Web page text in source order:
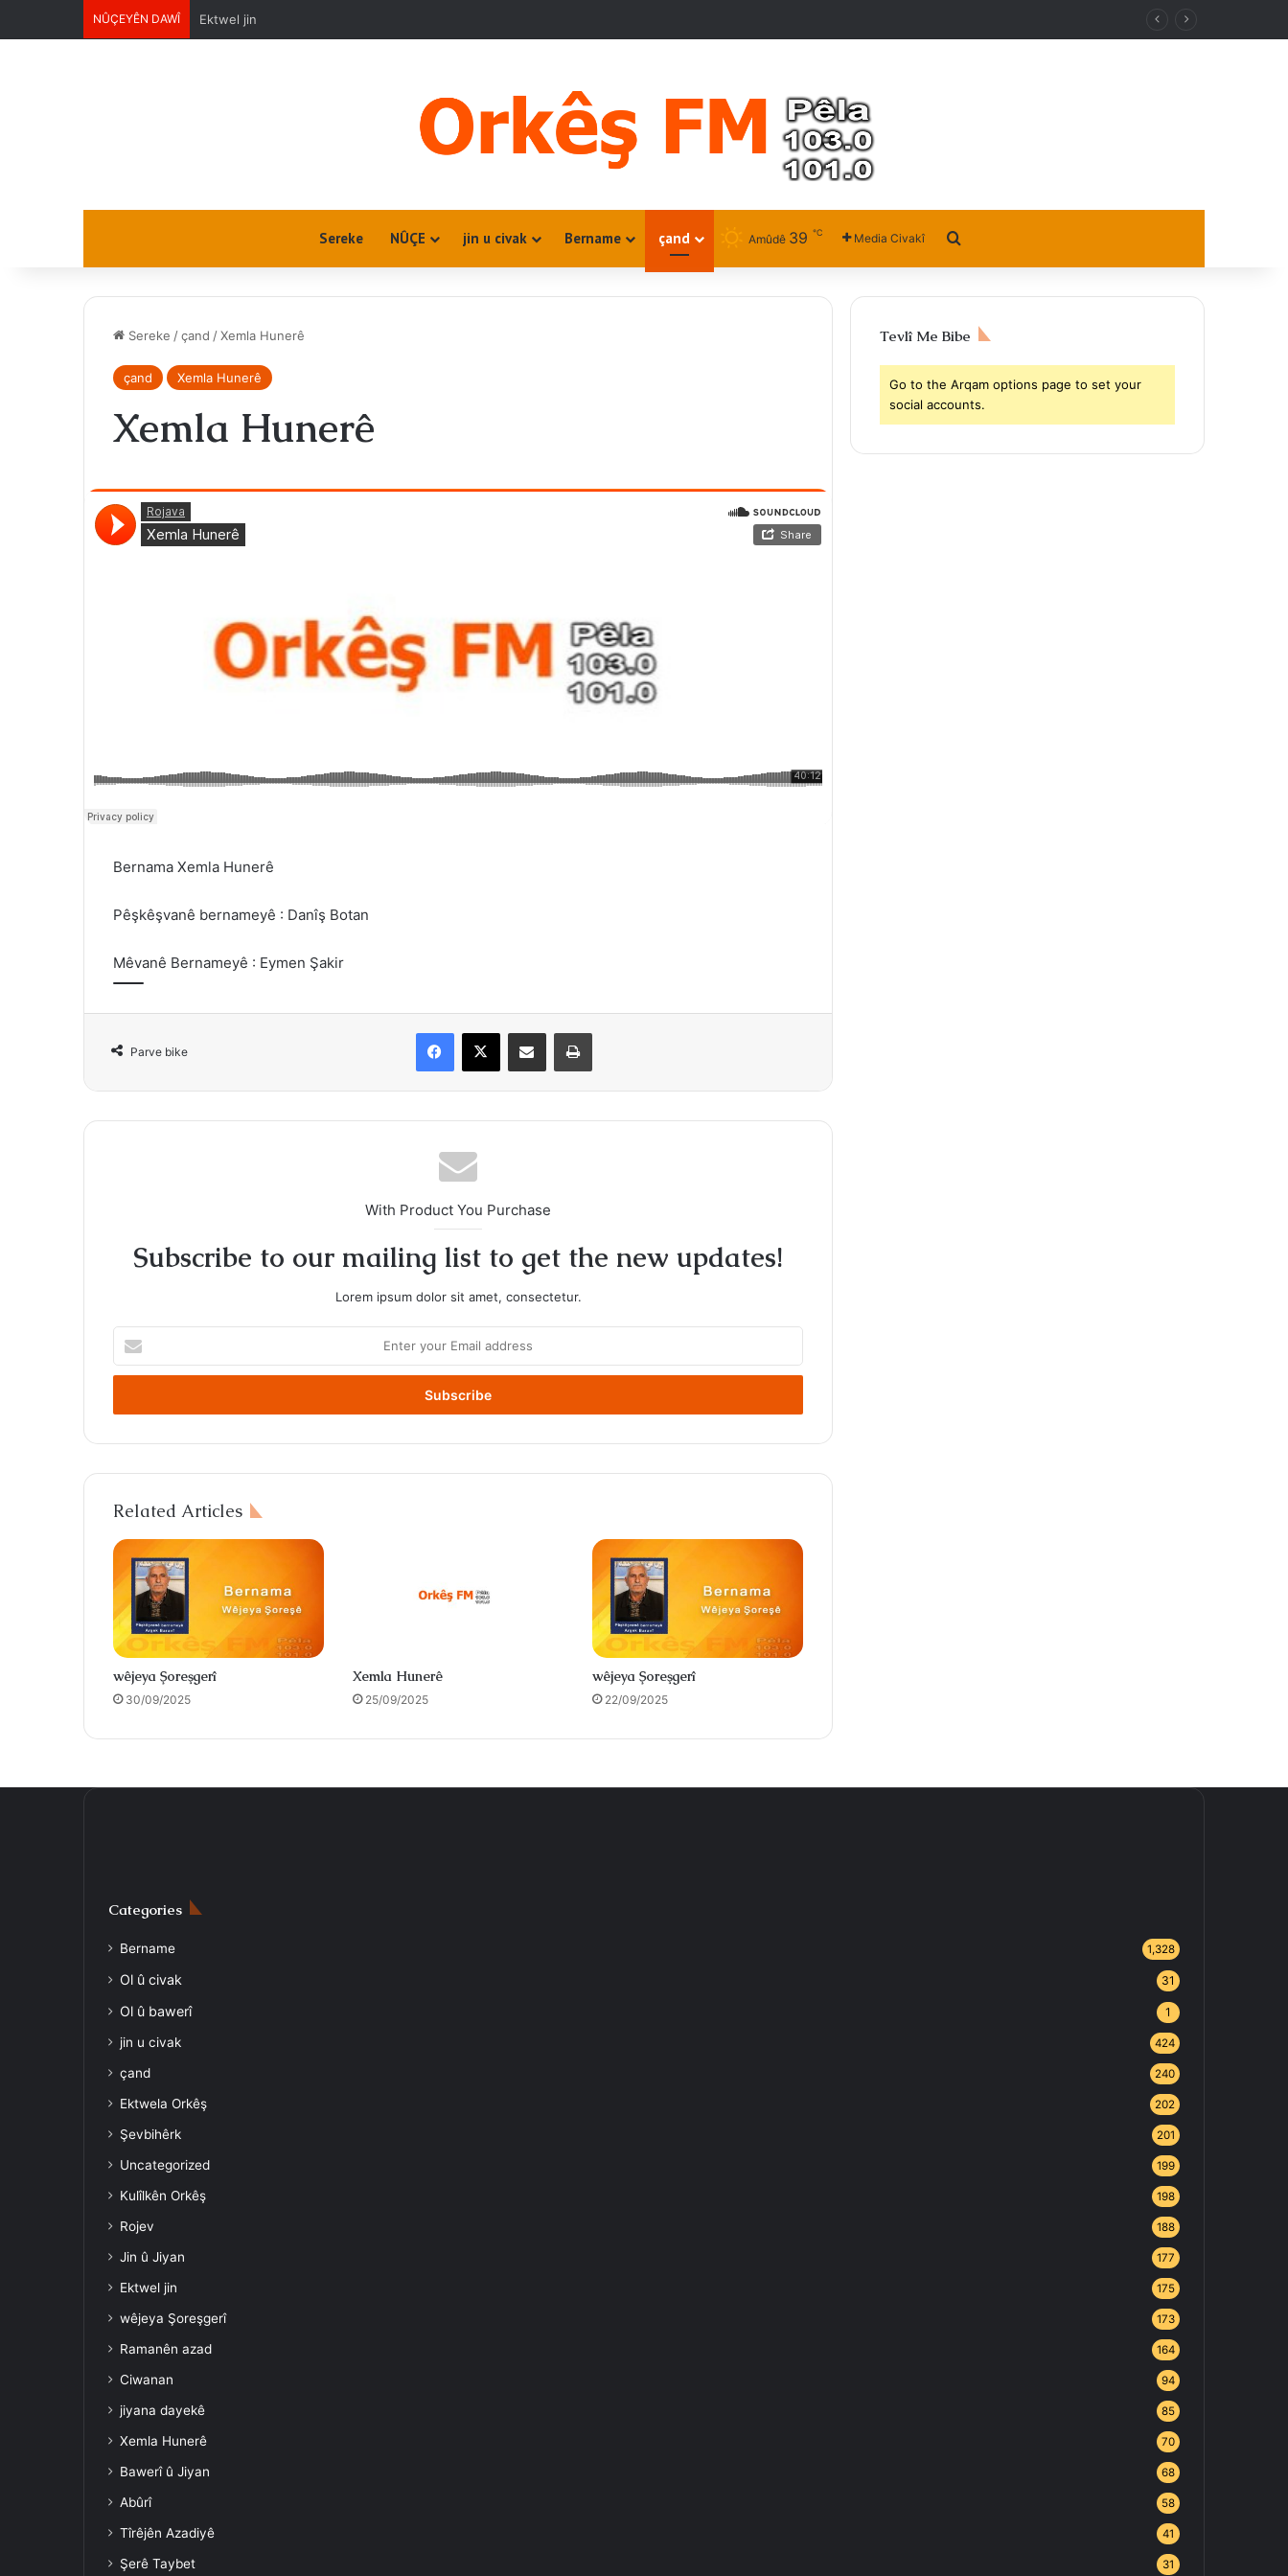
NÛÇEYÊN DAWÎ Ektwel jin
Sereke NÛÇE jin u civak Bername çand Amûdê 39 ℃ Media Civakî
Sereke /çand /Xemla Hunerê
çand Xemla Hunerê
Xemla Hunerê
Bernama Xemla Hunerê
Pêşkêşvanê bernameyê : Danîş Botan
Mêvanê Bernameyê : Eymen Şakir
Parve bike
Facebook
X Share via Email Print
With Product You Purchase
Subscribe to our mailing list to get the new updates!
Lorem ipsum dolor sit amet, consectetur.
your
Email
Related Articles
wêjeya Şoreşgerî
30/09/2025
Xemla Hunerê
25/09/2025
wêjeya Şoreşgerî
22/09/2025
Tevlî Me Bibe
Go to the Arqam options page to set your
social accounts.
Categories
Bername 1,328
Ol û civak 31
Ol û bawerî 1
jin u civak 424
çand 240
Ektwela Orkêş 202
Şevbihêrk 201
Uncategorized 199
Kulîlkên Orkêş 198
Rojev 188
Jin û Jiyan 177
Ektwel jin 175
wêjeya Şoreşgerî 173
Ramanên azad 164
Ciwanan 94
jiyana dayekê 85
Xemla Hunerê 70
Bawerî û Jiyan 68
Abûrî 58
Tîrêjên Azadiyê 41
Şerê Taybet 31